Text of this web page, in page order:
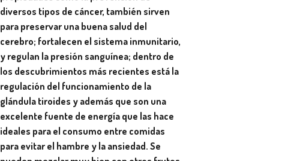
diversos tipos de cáncer, también sirven
para preservar una buena salud del
cerebro; fortalecen el sistema inmunitario,
y regulan la presión sanguínea; dentro de
los descubrimientos más recientes está la
regulación del funcionamiento de la
glándula tiroides y además que son una
excelente fuente de energía que las hace
ideales para el consumo entre comidas
para evitar el hambre y la ansiedad. Se